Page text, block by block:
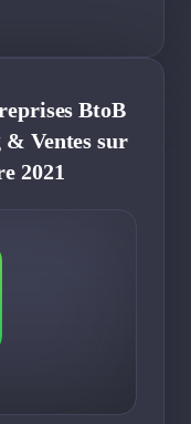
BtoB
Ventes sur
2021